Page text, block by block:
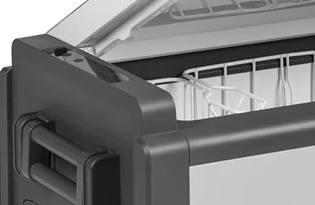
Gamme VICTRON ENERGY
Piles à combustible
Groupes Electrogènes
Convertisseurs 12V - 230V
Transformateurs 230V - 12V
ECLAIRAGES
Ampoules et tubes fluo
Ampoules à LEDS
Eclairages intérieur
Eclairages extérieur
Eclairage portatif et piles
Feux de signalisation
Feux de signalisation arrière
Ventes Flash
Reconditionnés
Nos Véhicules en concession
Le Magasin
Concession & Véhicules
Nos véhicules Neufs
Nos véhicules Occasions